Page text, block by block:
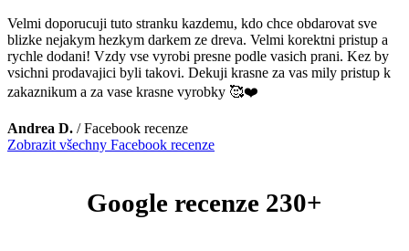
Velmi doporucuji tuto stranku kazdemu, kdo chce obdarovat sve
blizke nejakym hezkym darkem ze dreva. Velmi korektni pristup a
rychle dodani! Vzdy vse vyrobi presne podle vasich prani. Kez by
vsichni prodavajici byli takovi. Dekuji krasne za vas mily pristup k
zakaznikum a za vase krasne vyrobky 🥰❤️
Andrea D. /Facebook recenze
Zobrazit všechny Facebook recenze
Google recenze 230+